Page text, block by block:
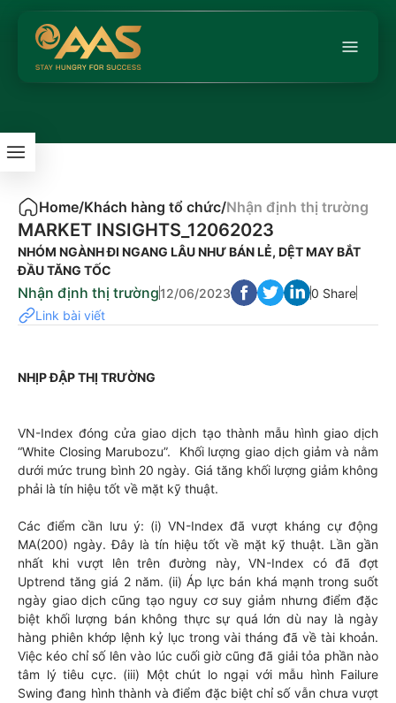
Home/Khách hàng tổ chức/Nhận định thị trường
MARKET INSIGHTS_12062023
NHÓM NGÀNH ĐI NGANG LÂU NHƯ BÁN LẺ, DỆT MAY BẮT
ĐẦU TĂNG TỐC
Nhận định thị trường12/06/2023
0 Share
Link bài viết
NHỊP ĐẬP THỊ TRƯỜNG
VN-Index đóng cửa giao dịch tạo thành mẫu hình giao dịch
“White Closing Marubozu”. Khối lượng giao dịch giảm và nằm
dưới mức trung bình 20 ngày. Giá tăng khối lượng giảm không
phải là tín hiệu tốt về mặt kỹ thuật.
Các điểm cần lưu ý: (i) VN-Index đã vượt kháng cự động
MA(200) ngày. Đây là tín hiệu tốt về mặt kỹ thuật. Lần gần
nhất khi vượt lên trên đường này, VN-Index có đã đợt
Uptrend tăng giá 2 năm. (ii) Áp lực bán khá mạnh trong suốt
ngày giao dịch cũng tạo nguy cơ suy giảm nhưng điểm đặc
biệt khối lượng bán không thực sự quá lớn dù nay là ngày
hàng phiên khớp lệnh kỷ lục trong vài tháng đã về tài khoản.
Việc kéo chỉ số lên vào lúc cuối giờ cũng đã giải tỏa phần nào
tâm lý tiêu cực. (iii) Một chút lo ngại với mẫu hình Failure
Swing đang hình thành và điểm đặc biệt chỉ số vẫn chưa vượt